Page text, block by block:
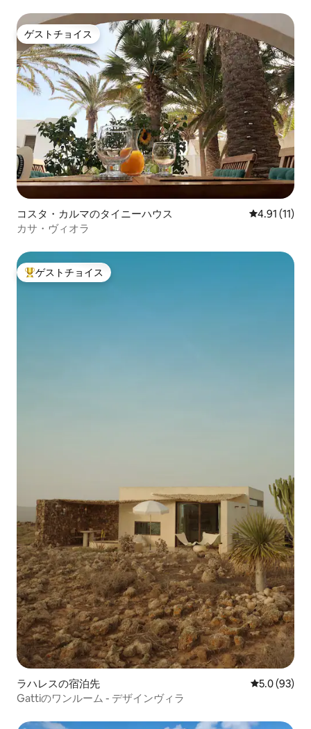
ご家族やカップルに最適です。
ゲストチョイス
ゲストチョイス
コスタ・カルマのタイニーハウス レビュー11
4.91 (11)
カサ・ヴィオラ
大好評のゲストチョイスです。
ゲストチョイス
ラハレスの宿泊先 レビュー93
5.0 (93)
Gattiのワンルーム - デザインヴィラ